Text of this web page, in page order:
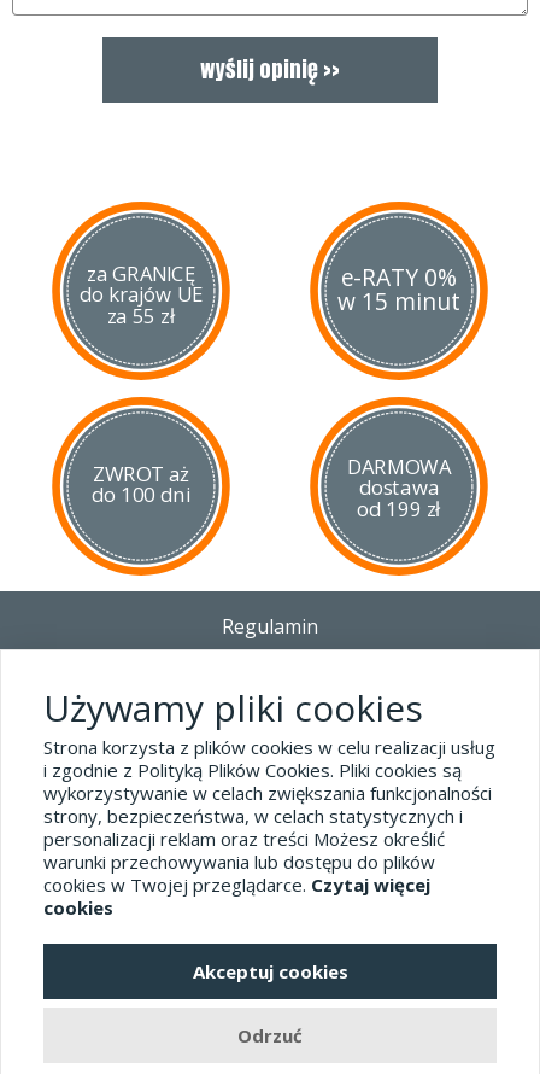
za GRANICĘ
do krajów UE
za 55 zł
e-RATY 0%
w 15 minut
ZWROT aż
do 100 dni
DARMOWA
dostawa
od 199 zł
Regulamin
Polityka prywatności i pliki cookies
Blog
Dane kontaktowe
tel.32 445-74-07
sklep@hard-skin.pl
pełna wersja sklepu
Używamy pliki cookies
Strona korzysta z plików cookies w celu realizacji usług
i zgodnie z Polityką Plików Cookies. Pliki cookies są
wykorzystywanie w celach zwiększania funkcjonalności
strony, bezpieczeństwa, w celach statystycznych i
personalizacji reklam oraz treści Możesz określić
warunki przechowywania lub dostępu do plików
cookies w Twojej przeglądarce. Czytaj więcej
cookies
Akceptuj cookies
Odrzuć